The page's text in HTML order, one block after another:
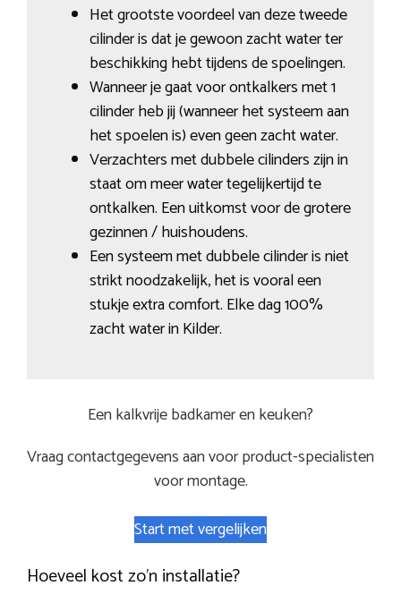
Het grootste voordeel van deze tweede
cilinder is dat je gewoon zacht water ter
beschikking hebt tijdens de spoelingen.
Wanneer je gaat voor ontkalkers met 1
cilinder heb jij (wanneer het systeem aan
het spoelen is) even geen zacht water.
Verzachters met dubbele cilinders zijn in
staat om meer water tegelijkertijd te
ontkalken. Een uitkomst voor de grotere
gezinnen / huishoudens.
Een systeem met dubbele cilinder is niet
strikt noodzakelijk, het is vooral een
stukje extra comfort. Elke dag 100%
zacht water in Kilder.
Een kalkvrije badkamer en keuken?
Vraag contactgegevens aan voor product-specialisten
voor montage.
Start met vergelijken
Hoeveel kost zo’n installatie?